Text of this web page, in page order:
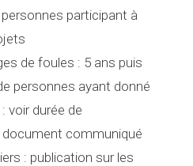
participant à
de foules : 5 ans puis
personnes ayant donné
voir durée de
communiqué
: publication sur les